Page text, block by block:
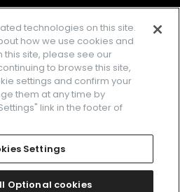
facebookinstagramtwitter
ご利用規約
シー Cookies Settings
Inc.またはその関連会社の商標です。
technologies on this site.
how we use cookies and
site, please see our
to browse this site,
settings and confirm your
them at any time by
link in the footer of
Settings
Optional cookies